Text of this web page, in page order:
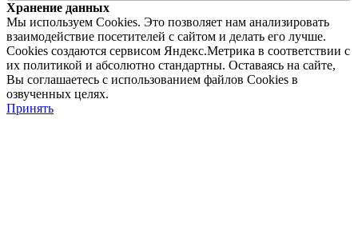
Хранение данных
Мы используем Cookies. Это позволяет нам анализировать
взаимодействие посетителей с сайтом и делать его лучше.
Cookies создаются сервисом Яндекс.Метрика в соответствии с
их политикой и абсолютно стандартны. Оставаясь на сайте,
Вы соглашаетесь с использованием файлов Cookies в
озвученных целях.
Принять